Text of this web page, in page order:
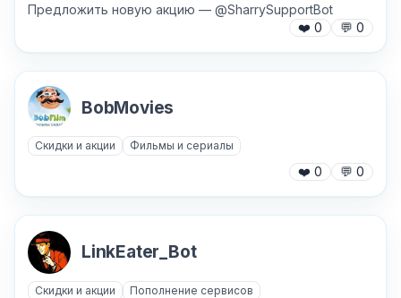
Предложить новую акцию — @SharrySupportBot
❤️ 0 💬 0
BobMovies
Скидки и акции Фильмы и сериалы
❤️ 0 💬 0
LinkEater_Bot
Скидки и акции Пополнение сервисов